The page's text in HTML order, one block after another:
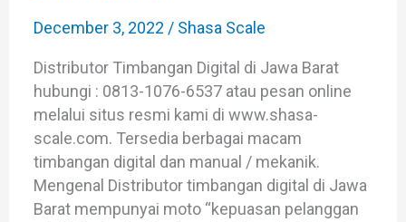
December 3, 2022 / Shasa Scale
Distributor Timbangan Digital di Jawa Barat
hubungi : 0813-1076-6537 atau pesan online
melalui situs resmi kami di www.shasa-
scale.com. Tersedia berbagai macam
timbangan digital dan manual / mekanik.
Mengenal Distributor timbangan digital di Jawa
Barat mempunyai moto “kepuasan pelanggan